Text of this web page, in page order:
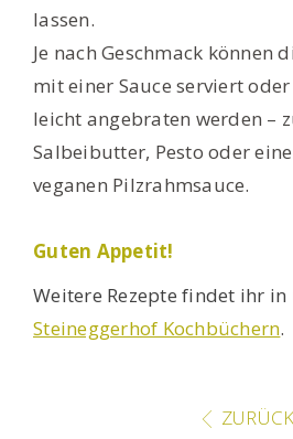
lassen.
Je nach Geschmack können
mit einer Sauce serviert
leicht angebraten werden –
Salbeibutter, Pesto oder
veganen Pilzrahmsauce.
Guten Appetit!
Weitere Rezepte findet ihr in
Steineggerhof Kochbüchern.
ZURÜCK